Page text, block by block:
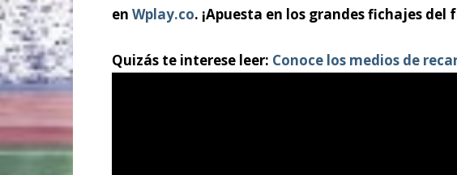
en Wplay.co. ¡Apuesta en los grandes fichajes
Quizás te interese leer: Conoce los medios de